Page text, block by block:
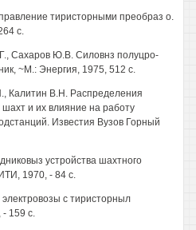
тиристорными преобраз о.
с.
Сахаров Ю.В. Силовнз полуцро-
~М.: Энергия, 1975, 512 с.
Калитин В.Н. Распределения
шахт и их влияние на работу
Известия Вузов Горный
устройства шахтного
1970, - 84 с.
с тиристорныл
- 159 с.